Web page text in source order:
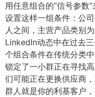
用任意组合的“信号参数
设置这样一组条件：公
人之间，主营产品类别
LinkedIn动态中在过去
个组合条件在传统分类
锁定了一小群正在寻找
们可能正在更换供应商
群人就是你的利基客户